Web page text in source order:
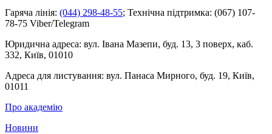
Гаряча лінія: (044) 298-48-55; Технічна підтримка: (067) 107-
78-75 Viber/Telegram
Юридична адреса: вул. Івана Мазепи, буд. 13, 3 поверх, каб.
332, Київ, 01010
Адреса для листування: вул. Панаса Мирного, буд. 19, Київ,
01011
Про академію
Новини